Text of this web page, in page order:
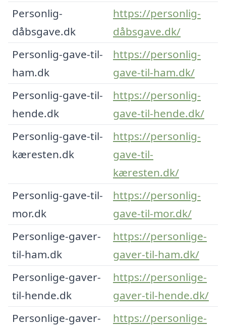
Personlig-
dåbsgave.dk
https://personlig-
dåbsgave.dk/
Personlig-gave-til-
ham.dk
https://personlig-
gave-til-ham.dk/
Personlig-gave-til-
hende.dk
https://personlig-
gave-til-hende.dk/
Personlig-gave-til-
kæresten.dk
https://personlig-
gave-til-
kæresten.dk/
Personlig-gave-til-
mor.dk
https://personlig-
gave-til-mor.dk/
Personlige-gaver-
til-ham.dk
https://personlige-
gaver-til-ham.dk/
Personlige-gaver-
til-hende.dk
https://personlige-
gaver-til-hende.dk/
Personlige-gaver-
https://personlige-